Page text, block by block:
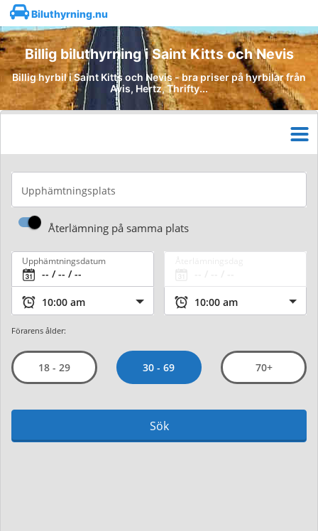
Biluthyrning.nu
Billig biluthyrning i Saint Kitts och Nevis
Billig hyrbil i Saint Kitts och Nevis - bra priser på hyrbilar från
Avis, Hertz, Thrifty...
Upphämtningsplats
Återlämning på samma plats
Upphämtningsdatum
Förarens ålder:
18 - 29 30 - 69 70+
Sök